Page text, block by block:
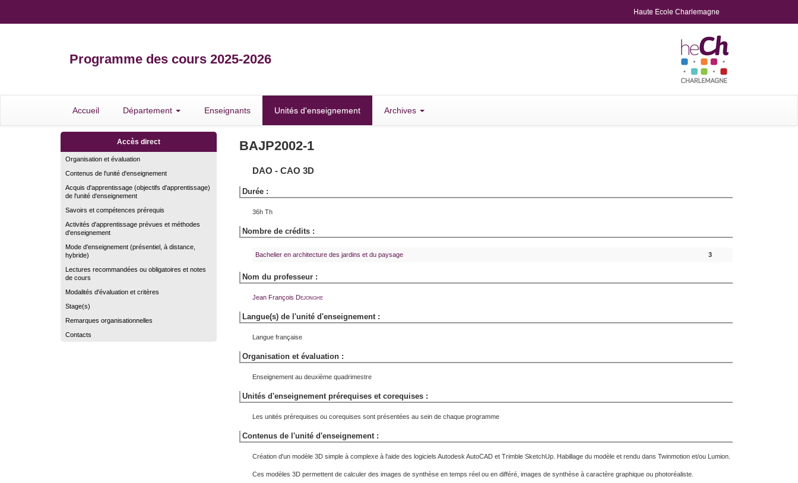
Haute Ecole Charlemagne
Programme des cours 2025-2026
Accueil Département Enseignants Unités d'enseignement Archives
Accès direct
Organisation et évaluation
Contenus de l'unité d'enseignement
Acquis d'apprentissage (objectifs d'apprentissage)
de l'unité d'enseignement
Savoirs et compétences prérequis
Activités d'apprentissage prévues et méthodes
d'enseignement
Mode d'enseignement (présentiel, à distance,
hybride)
Lectures recommandées ou obligatoires et notes
de cours
Modalités d'évaluation et critères
Stage(s)
Remarques organisationnelles
Contacts
BAJP2002-1
DAO - CAO 3D
Durée :
36h Th
Nombre de crédits :
Bachelier en architecture des jardins et du paysage 3
Nom du professeur :
Jean François Dejonghe
Langue(s) de l'unité d'enseignement :
Langue française
Organisation et évaluation :
Enseignement au deuxième quadrimestre
Unités d'enseignement prérequises et corequises :
Les unités prérequises ou corequises sont présentées au sein de chaque programme
Contenus de l'unité d'enseignement :
Création d'un modèle 3D simple à complexe à l'aide des logiciels Autodesk AutoCAD et Trimble SketchUp. Habillage du modèle et rendu dans Twinmotion et/ou Lumion.
Ces modèles 3D permettent de calculer des images de synthèse en temps réel ou en différé, images de synthèse à caractère graphique ou photoréaliste.